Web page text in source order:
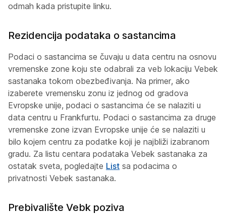
odmah kada pristupite linku.
Rezidencija podataka o sastancima
Podaci o sastancima se čuvaju u data centru na osnovu
vremenske zone koju ste odabrali za veb lokaciju Vebek
sastanaka tokom obezbeđivanja. Na primer, ako
izaberete vremensku zonu iz jednog od gradova
Evropske unije, podaci o sastancima će se nalaziti u
data centru u Frankfurtu. Podaci o sastancima za druge
vremenske zone izvan Evropske unije će se nalaziti u
bilo kojem centru za podatke koji je najbliži izabranom
gradu. Za listu centara podataka Vebek sastanaka za
ostatak sveta, pogledajte List sa podacima o
privatnosti Vebek sastanaka.
Prebivalište Vebk poziva